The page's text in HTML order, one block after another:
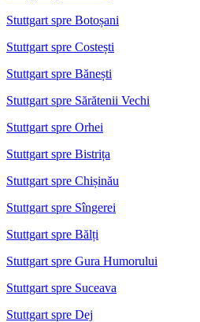
Stuttgart spre Botoșani
Stuttgart spre Costești
Stuttgart spre Bănești
Stuttgart spre Sărătenii Vechi
Stuttgart spre Orhei
Stuttgart spre Bistrița
Stuttgart spre Chișinău
Stuttgart spre Sîngerei
Stuttgart spre Bălți
Stuttgart spre Gura Humorului
Stuttgart spre Suceava
Stuttgart spre Dej